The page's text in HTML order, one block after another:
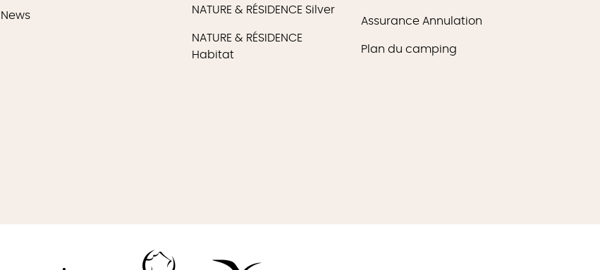
Assurance Annulation
Plan du camping
News NATURE & RÉSIDENCE Silver
NATURE & RÉSIDENCE
Habitat